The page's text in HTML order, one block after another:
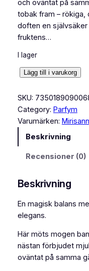
och oväntat på
tobak fram – rökiga,
doften en
fruktens…
I lager
r
i
s
a
r
m
s
-
Lägg till i varukorg
SKU:
Category: Parfym
Varumärken:
Beskrivning
Recensioner (0)
Beskrivning
En magisk balans
elegans.
Här möts mogen
nästan förbjudet
oväntat på samma